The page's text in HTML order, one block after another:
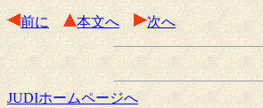
前に 本文へ 次へ
JUDIホームページへ